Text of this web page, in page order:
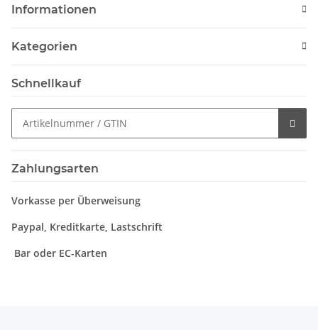
Informationen
Kategorien
Schnellkauf
Zahlungsarten
Vorkasse per Überweisung
Paypal, Kreditkarte, Lastschrift
Bar oder EC-Karten